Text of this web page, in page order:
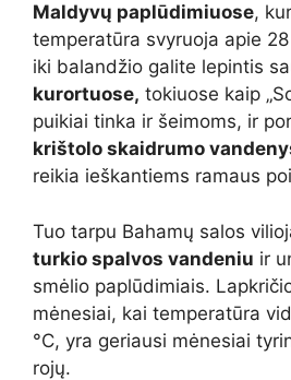
Maldyvų paplūdimiuose,
temperatūra svyruoja apie
iki balandžio galite lepintis
kurortuose, tokiuose kaip
puikiai tinka ir šeimoms, ir
krištolo skaidrumo
reikia ieškantiems ramaus
Tuo tarpu Bahamų salos
turkio spalvos vandeniu ir
smėlio paplūdimiais.
mėnesiai, kai temperatūra
°C, yra geriausi mėnesiai
rojų.